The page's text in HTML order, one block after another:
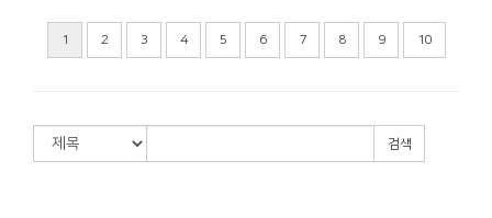
1 2 3 4 5 6 7 8 9 10
검색